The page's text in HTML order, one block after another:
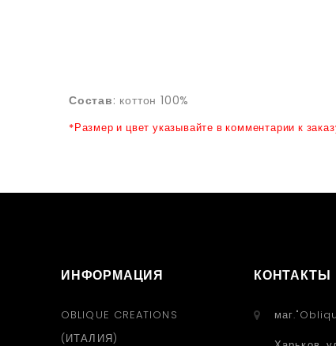
Состав: коттон 100%
*Размер и цвет указывайте в комментарии к
ИНФОРМАЦИЯ
OBLIQUE CREATIONS
(ИТАЛИЯ)
КОНТАКТЫ